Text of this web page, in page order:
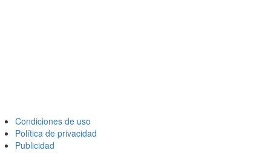
Condiciones de uso
Política de privacidad
Publicidad